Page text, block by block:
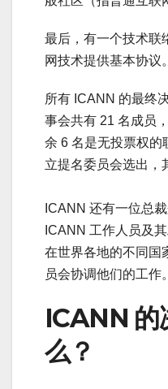
最后，有一个技术联
网技术提供基本协议
所有 ICANN 的最终
事会共有 21 名成员
余 6 名是无投票权的
立提名委员会选出，
ICANN 还有一位总
ICANN 工作人员及
在世界各地的不同国
员会协调他们的工作。
ICANN 的
么？